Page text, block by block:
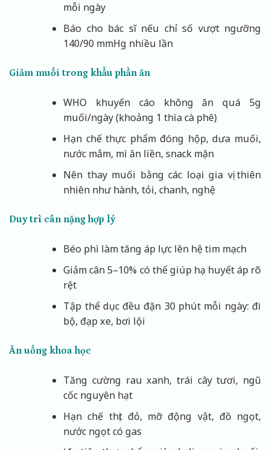
mỗi ngày
Báo cho bác sĩ nếu chỉ số vượt ngưỡng
140/90 mmHg nhiều lần
Giảm muối trong khẩu phần ăn
WHO khuyến cáo không ăn quá 5g
muối/ngày (khoảng 1 thìa cà phê)
Hạn chế thực phẩm đóng hộp, dưa muối,
nước mắm, mì ăn liền, snack mặn
Nên thay muối bằng các loại gia vị thiên
nhiên như hành, tỏi, chanh, nghệ
Duy trì cân nặng hợp lý
Béo phì làm tăng áp lực lên hệ tim mạch
Giảm cân 5–10% có thể giúp hạ huyết áp rõ
rệt
Tập thể dục đều đặn 30 phút mỗi ngày: đi
bộ, đạp xe, bơi lội
Ăn uống khoa học
Tăng cường rau xanh, trái cây tươi, ngũ
cốc nguyên hạt
Hạn chế thịt đỏ, mỡ động vật, đồ ngọt,
nước ngọt có gas